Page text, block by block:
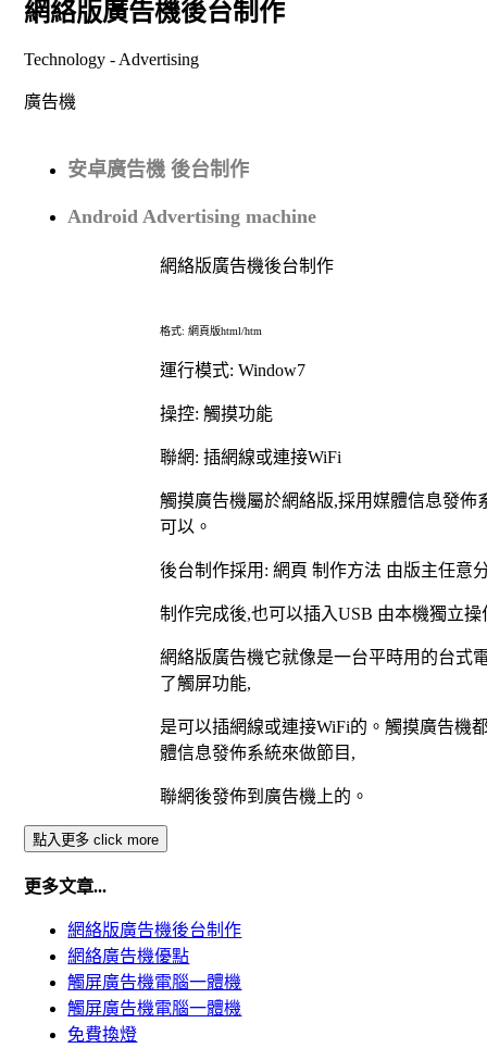
網絡版廣告機後台制作
Technology - Advertising
廣告機
安卓廣告機 後台制作
Android Advertising machine
網絡版廣告機後台制作
格式:網頁版html/htm
運行模式: Window7
操控:觸摸功能
聯網:插網線或連接WiFi
觸摸廣告機屬於網絡版,採用媒體信息發佈
可以 。
後台制作採用:網頁 制作方法 由版主任意
制作完成後,也可以插入USB 由本機獨立
網絡版廣告機它就像是一台平時用的台式
了觸屏功能,
是可以插網線或連接WiFi的 。觸摸廣告機
體信息發佈系統來做節目,
聯網後發佈到廣告機上的 。
點入更多 click more
更多文章...
網絡版廣告機後台制作
網絡廣告機優點
觸屏廣告機電腦一體機
觸屏廣告機電腦一體機
免費換燈